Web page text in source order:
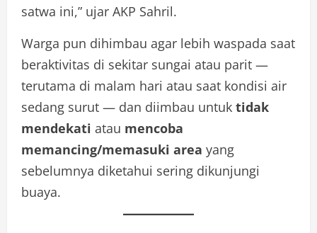
satwa ini,” ujar AKP Sahril.
Warga pun dihimbau agar lebih waspada saat
beraktivitas di sekitar sungai atau parit —
terutama di malam hari atau saat kondisi air
sedang surut — dan diimbau untuk tidak
mendekati atau mencoba
memancing/memasuki area yang
sebelumnya diketahui sering dikunjungi
buaya.